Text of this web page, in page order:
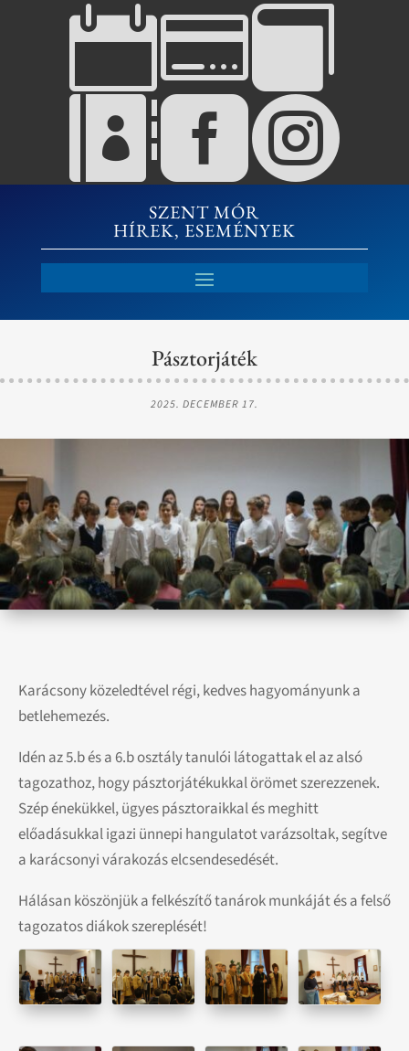


SZENT MÓR
HÍREK, ESEMÉNYEK
Pásztorjáték
2025. DECEMBER 17.
Karácsony közeledtével régi, kedves hagyományunk a
betlehemezés.
Idén az 5.b és a 6.b osztály tanulói látogattak el az alsó
tagozathoz, hogy pásztorjátékukkal örömet szerezzenek.
Szép énekükkel, ügyes pásztoraikkal és meghitt
előadásukkal igazi ünnepi hangulatot varázsoltak, segítve
a karácsonyi várakozás elcsendesedését.
Hálásan köszönjük a felkészítő tanárok munkáját és a felső
tagozatos diákok szereplését!